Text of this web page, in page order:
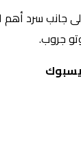
جانب سرد أهم